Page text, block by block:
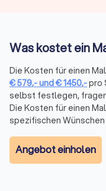
Wenn Sie einen Maler in
über Trustlocal ganz
Wunschprojekt.
Profile durchstöbern
kostenlose
einholen. So können
welcher Maler für Sie in
Experten für Handwerk
einfach über
Was kostet ein
Die Kosten für einen
€579,-und€1450,-pro
selbst festlegen,
Die Kosten für einen
spezifischen Wünschen
Angebot einholen